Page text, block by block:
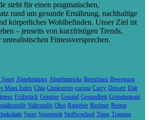
steht für einen pragmatischen,
rund um gesunde Ernährung, nachhaltige
körperliches Wohlbefinden. Unser Ziel ist
– jenseits von kurzfristigen Trends,
Fitnessversprechen.
Sport Abnehmtipps Abnehmtricks Berechnen Bewegung
Mass Index Chia Cholesterin corona Curry Dessert Diät
Frühstück Gemüse Gesund Gesundheit Grundumsatz
Nährstoffe Obst Ratgeber Rechner Rezept
Sport Sportgerät Stoffwechsel Tipps Training